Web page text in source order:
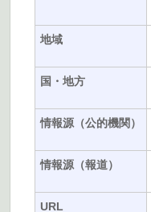
地域
国・地方
情報源（公的機関）
情報源（報道）
URL